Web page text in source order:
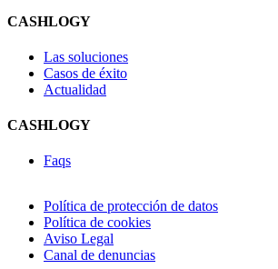
CASHLOGY
Las soluciones
Casos de éxito
Actualidad
CASHLOGY
Faqs
Política de protección de datos
Política de cookies
Aviso Legal
Canal de denuncias